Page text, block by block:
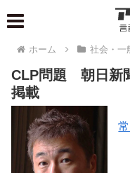
ホーム 社会・一
CLP問題 朝日新
掲載